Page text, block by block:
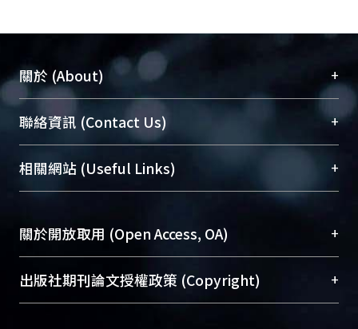
關於 (About) +
臺大位居世界頂尖大學之列，為永久珍藏及向國際
展現本校豐碩的研究成果及學術能量，圖書館整合
機構典藏（NTUR）與學術庫（AH）不同功能平
台，成為臺大學術典藏NTU scholars。期能整合研
究能量、促進交流合作、保存學術產出、推廣研究
成果。
To permanently archive and promote researcher
profiles and scholarly works, Library integrates the
services of “NTU Repository” with “Academic
聯絡資訊 (Contact Us) +
總館學科館員(Main Library)
醫學圖書館學科館員(Medical Library)
(Social
Sciences Library)
相關網站 (Useful Links) +
關於開放取用 (Open Access, OA) +
開放取用是從使用者角度提升資訊取用性的社會運
動，應用在學術研究上是透過將研究著作公開供使
出版社期刊論文授權政策 (Copyright) +